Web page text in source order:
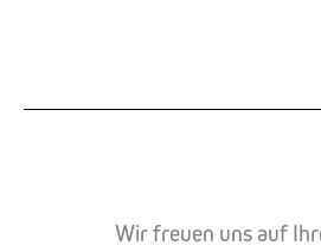
Wir freuen uns auf